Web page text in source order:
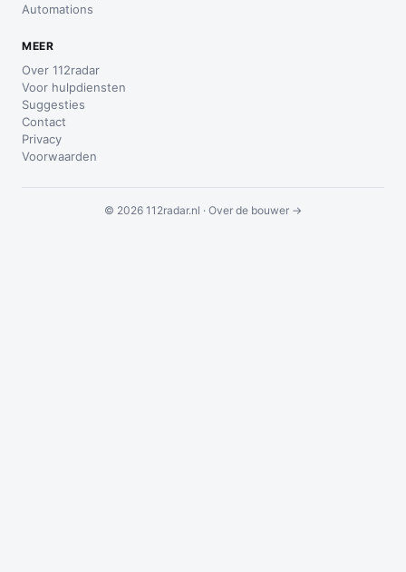
Automations
MEER
Over 112radar
Voor hulpdiensten
Suggesties
Contact
Privacy
Voorwaarden
© 2026 112radar.nl · Over de bouwer →